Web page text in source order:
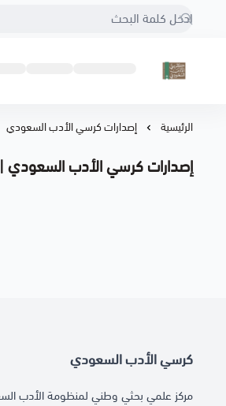
كرسي الأدب السعودي
الرئيسية إصدارات كرسي الأدب السعودي
إصدارات كرسي الأدب السعودي
كرسي الأدب السعودي
مركز علمي بحثي وطني لمنظومة الأدب